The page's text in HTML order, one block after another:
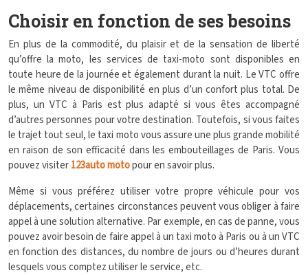
Choisir en fonction de ses besoins
En plus de la commodité, du plaisir et de la sensation de liberté
qu’offre la moto, les services de taxi-moto sont disponibles en
toute heure de la journée et également durant la nuit. Le VTC offre
le même niveau de disponibilité en plus d’un confort plus total. De
plus, un VTC à Paris est plus adapté si vous êtes accompagné
d’autres personnes pour votre destination. Toutefois, si vous faites
le trajet tout seul, le taxi moto vous assure une plus grande mobilité
en raison de son efficacité dans les embouteillages de Paris. Vous
pouvez visiter123auto motopour en savoir plus.
Même si vous préférez utiliser votre propre véhicule pour vos
déplacements, certaines circonstances peuvent vous obliger à faire
appel à une solution alternative. Par exemple, en cas de panne, vous
pouvez avoir besoin de faire appel à un taxi moto à Paris ou à un VTC
en fonction des distances, du nombre de jours ou d’heures durant
lesquels vous comptez utiliser le service, etc.